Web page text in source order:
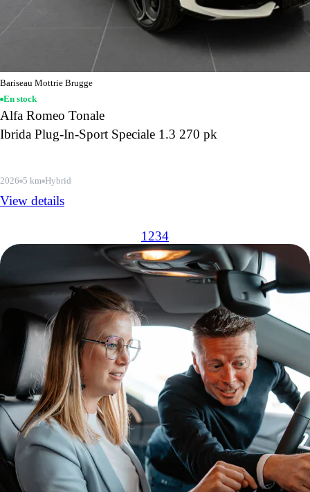
Bariseau Mottrie Brugge
En stock
Alfa Romeo Tonale
Ibrida Plug-In-Sport Speciale 1.3 270 pk
2026 5 km Hybrid
View details
1 234